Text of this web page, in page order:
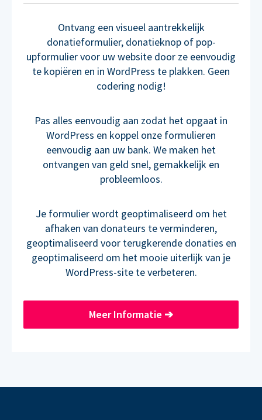
Ontvang een visueel aantrekkelijk
donatieformulier, donatieknop of pop-
upformulier voor uw website door ze eenvoudig
te kopiëren en in WordPress te plakken. Geen
codering nodig!
Pas alles eenvoudig aan zodat het opgaat in
WordPress en koppel onze formulieren
eenvoudig aan uw bank. We maken het
ontvangen van geld snel, gemakkelijk en
probleemloos.
Je formulier wordt geoptimaliseerd om het
afhaken van donateurs te verminderen,
geoptimaliseerd voor terugkerende donaties en
geoptimaliseerd om het mooie uiterlijk van je
WordPress-site te verbeteren.
Meer Informatie ➔